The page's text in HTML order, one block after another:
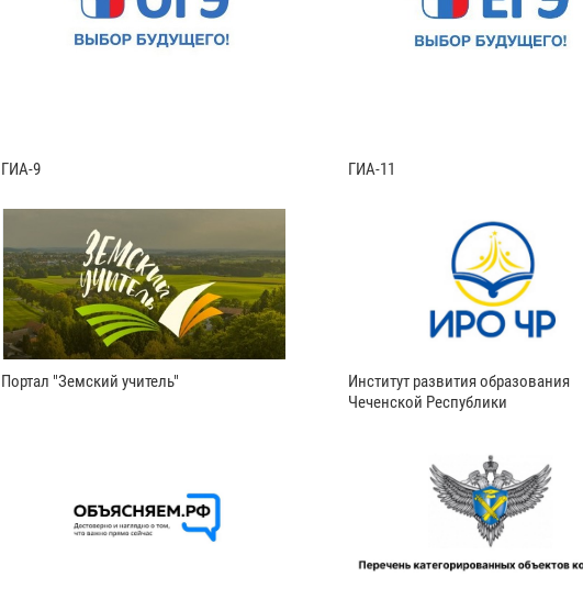
ГИА-9 ГИА-11
Портал "Земский учитель"
Институт развития образования
Чеченской Республики